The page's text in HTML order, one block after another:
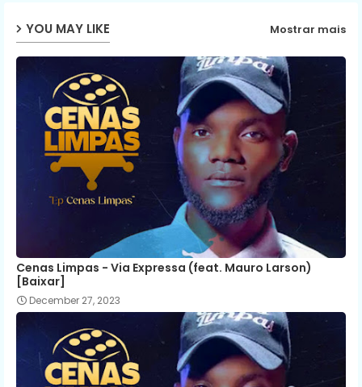
YOU MAY LIKE Mostrar mais
Cenas Limpas - Via Expressa (feat. Mauro Larson)
[Baixar]
December 27, 2023